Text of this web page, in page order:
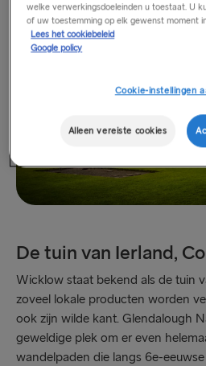
De tuin van Ierland,
Wicklow staat bekend als de tuin
zoveel lokale producten worden
ook zijn wilde kant. Glendalough
geweldige plek om er even
wandelpaden die langs 6e-
welke verwerkingsdoeleinden u toestaat. U
of uw toestemming op elk gewenst moment
Lees het cookiebeleid
Google policy
Cookie-instellingen
Alleen vereiste cookies